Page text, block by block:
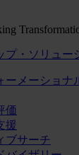
プ・ソリュー
ーメーショ
価
援
ブサーチ